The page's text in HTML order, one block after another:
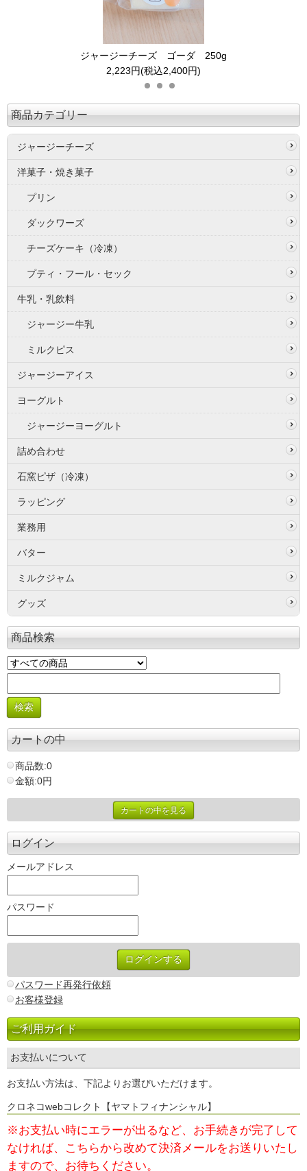
ジャージーチーズ ゴーダ 250g
2,223円(税込2,400円)
商品カテゴリー
ジャージーチーズ
洋菓子・焼き菓子
プリン
ダックワーズ
チーズケーキ（冷凍）
プティ・フール・セック
牛乳・乳飲料
ジャージー牛乳
ミルクピス
ジャージーアイス
ヨーグルト
ジャージーヨーグルト
詰め合わせ
石窯ピザ（冷凍）
ラッピング
業務用
バター
ミルクジャム
グッズ
商品検索
カートの中
商品数:0
金額:0円
カートの中を見る
ログイン
メールアドレス
パスワード
パスワード再発行依頼
お客様登録
ご利用ガイド
お支払いについて
お支払い方法は、下記よりお選びいただけます。
クロネコwebコレクト【ヤマトフィナンシャル】
※お支払い時にエラーが出るなど、お手続きが完了して
なければ、
こちらから改めて決済メールをお送りいたし
ますので、お待ちください。